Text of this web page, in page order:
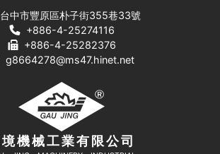
機械工業有限公司
台中市豐原區朴子街355巷33號
+886-4-25274116
+886-4-25282376
g8664278@ms47.hinet.net